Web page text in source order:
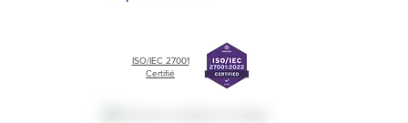
ISO/IEC 27001
Certifié